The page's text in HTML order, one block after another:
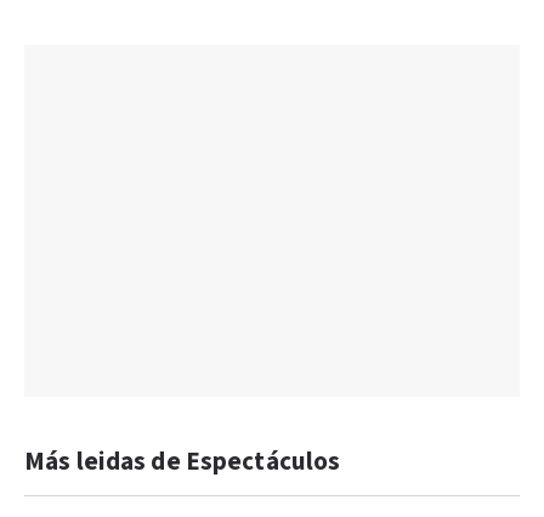
Más leidas de Espectáculos